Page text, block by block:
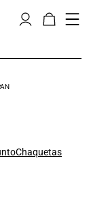
Chaquetas